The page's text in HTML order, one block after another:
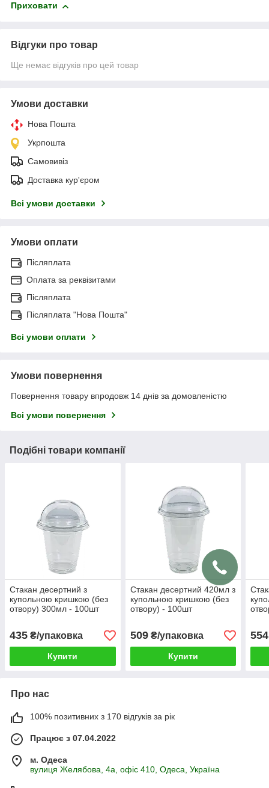
Приховати
Відгуки про товар
Ще немає відгуків про цей товар
Умови доставки
Нова Пошта
Укрпошта
Самовивіз
Доставка кур'єром
Всі умови доставки
Умови оплати
Післяплата
Оплата за реквізитами
Післяплата
Післяплата "Нова Пошта"
Всі умови оплати
Умови повернення
Повернення товару впродовж 14 днів за домовленістю
Всі умови повернення
Подібні товари компанії
Стакан десертний з
купольною кришкою (без
отвору) 300мл - 100шт
435 ₴/упаковка
Купити
Стакан десертний 420мл з
купольною кришкою (без
отвору) - 100шт
509₴/упаковка
Купити
554
Про нас
100% позитивних з 170 відгуків за рік
Працює з 07.04.2022
м. Одеса
вулиця Желябова, 4а, офіс 410, Одеса, Україна